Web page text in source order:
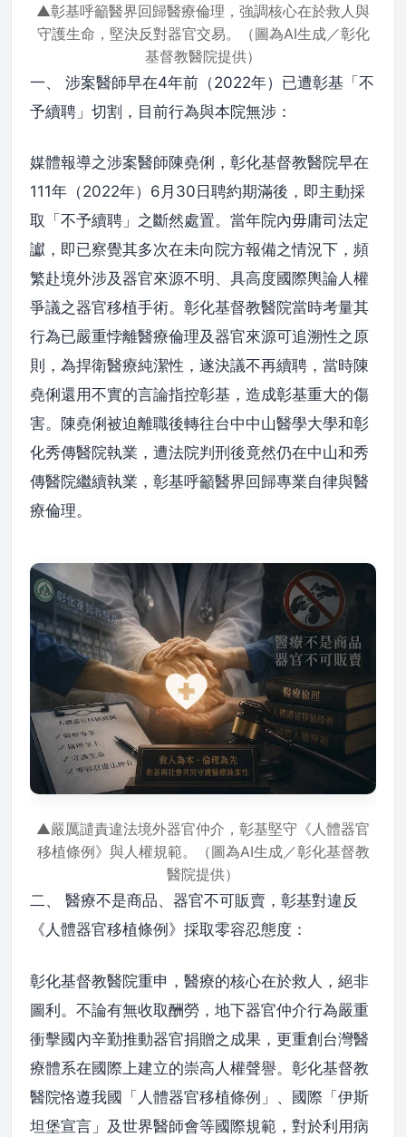
▲彰基呼籲醫界回歸醫療倫理，強調核心在於救人與
守護生命，堅決反對器官交易。（圖為AI生成／彰化
基督教醫院提供）
一、 涉案醫師早在4年前（2022年）已遭彰基「不
予續聘」切割，目前行為與本院無涉：
媒體報導之涉案醫師陳堯俐，彰化基督教醫院早在
111年（2022年）6月30日聘約期滿後，即主動採
取「不予續聘」之斷然處置。當年院內毋庸司法定
讞，即已察覺其多次在未向院方報備之情況下，頻
繁赴境外涉及器官來源不明、具高度國際輿論人權
爭議之器官移植手術。彰化基督教醫院當時考量其
行為已嚴重悖離醫療倫理及器官來源可追溯性之原
則，為捍衛醫療純潔性，遂決議不再續聘，當時陳
堯俐還用不實的言論指控彰基，造成彰基重大的傷
害。陳堯俐被迫離職後轉往台中中山醫學大學和彰
化秀傳醫院執業，遭法院判刑後竟然仍在中山和秀
傳醫院繼續執業，彰基呼籲醫界回歸專業自律與醫
療倫理。
▲嚴厲譴責違法境外器官仲介，彰基堅守《人體器官
移植條例》與人權規範。（圖為AI生成／彰化基督教
醫院提供）
二、 醫療不是商品、器官不可販賣，彰基對違反
《人體器官移植條例》採取零容忍態度：
彰化基督教醫院重申，醫療的核心在於救人，絕非
圖利。不論有無收取酬勞，地下器官仲介行為嚴重
衝擊國內辛勤推動器官捐贈之成果，更重創台灣醫
療體系在國際上建立的崇高人權聲譽。彰化基督教
醫院恪遵我國「人體器官移植條例」、國際「伊斯
坦堡宣言」及世界醫師會等國際規範，對於利用病